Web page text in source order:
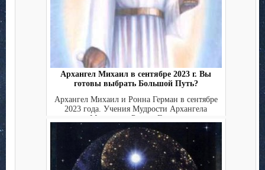
Архангел Михаил в сентябре 2023 г. Вы
готовы выбрать Большой Путь?
Архангел Михаил и Ронна Герман в сентябре
2023 года. Учения Мудрости Архангела
Михаила и Ронны Герм...